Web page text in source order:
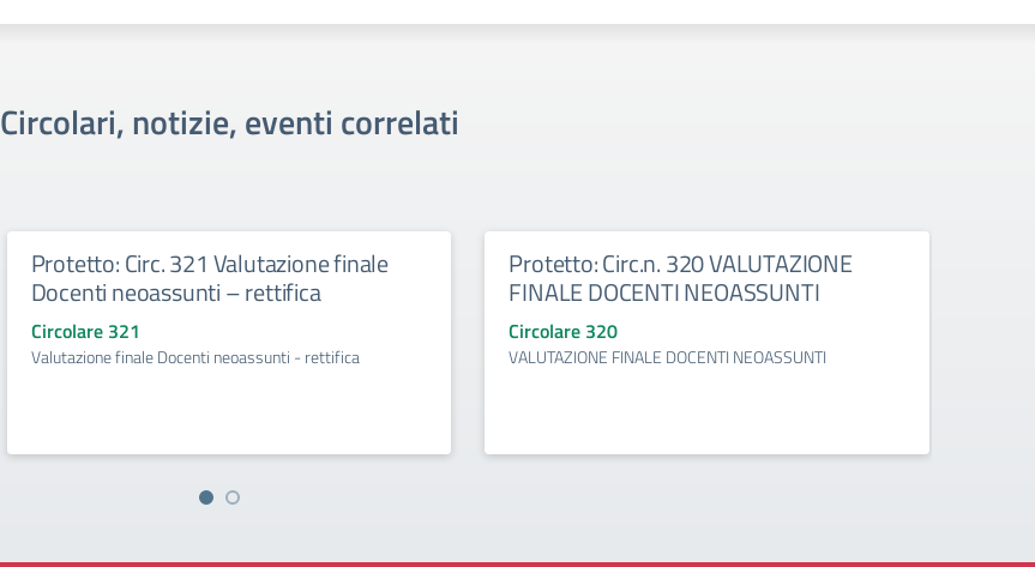
Circolari, notizie, eventi correlati
Protetto: Circ. 321 Valutazione finale
Docenti neoassunti – rettifica
Circolare 321
Valutazione finale Docenti neoassunti - rettifica
Protetto: Circ.n. 320 VALUTAZIONE
FINALE DOCENTI NEOASSUNTI
Circolare 320
VALUTAZIONE FINALE DOCENTI NEOASSUNTI